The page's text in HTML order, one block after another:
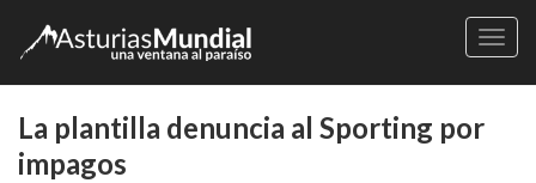
La plantilla denuncia al Sporting por
impagos